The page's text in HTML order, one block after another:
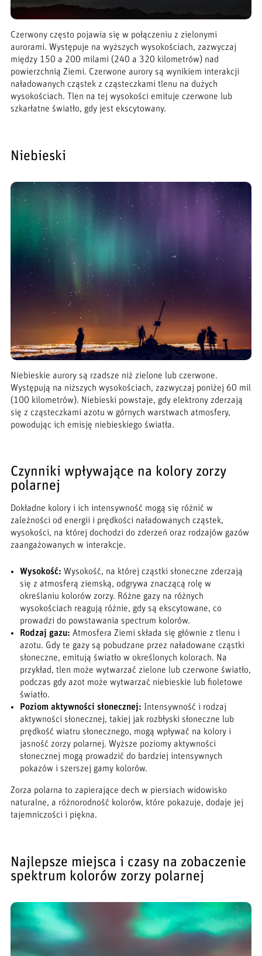
Czerwony często pojawia się w połączeniu z zielonymi
aurorami. Występuje na wyższych wysokościach, zazwyczaj
między 150 a 200 milami (240 a 320 kilometrów) nad
powierzchnią Ziemi. Czerwone aurory są wynikiem interakcji
naładowanych cząstek z cząsteczkami tlenu na dużych
wysokościach. Tlen na tej wysokości emituje czerwone lub
szkarłatne światło, gdy jest ekscytowany.
Niebieski
Niebieskie aurory są rzadsze niż zielone lub czerwone.
Występują na niższych wysokościach, zazwyczaj poniżej 60 mil
(100 kilometrów). Niebieski powstaje, gdy elektrony zderzają
się z cząsteczkami azotu w górnych warstwach atmosfery,
powodując ich emisję niebieskiego światła.
Czynniki wpływające na kolory zorzy
polarnej
Dokładne kolory i ich intensywność mogą się różnić w
zależności od energii i prędkości naładowanych cząstek,
wysokości, na której dochodzi do zderzeń oraz rodzajów gazów
zaangażowanych w interakcje.
Wysokość: Wysokość, na której cząstki słoneczne zderzają
się z atmosferą ziemską, odgrywa znaczącą rolę w
określaniu kolorów zorzy. Różne gazy na różnych
wysokościach reagują różnie, gdy są ekscytowane, co
prowadzi do powstawania spectrum kolorów.
Rodzaj gazu: Atmosfera Ziemi składa się głównie z tlenu i
azotu. Gdy te gazy są pobudzane przez naładowane cząstki
słoneczne, emitują światło w określonych kolorach. Na
przykład, tlen może wytwarzać zielone lub czerwone światło,
podczas gdy azot może wytwarzać niebieskie lub fioletowe
światło.
Poziom aktywności słonecznej: Intensywność i rodzaj
aktywności słonecznej, takiej jak rozbłyski słoneczne lub
prędkość wiatru słonecznego, mogą wpływać na kolory i
jasność zorzy polarnej. Wyższe poziomy aktywności
słonecznej mogą prowadzić do bardziej intensywnych
pokazów i szerszej gamy kolorów.
Zorza polarna to zapierające dech w piersiach widowisko
naturalne, a różnorodność kolorów, które pokazuje, dodaje jej
tajemniczości i piękna.
Najlepsze miejsca i czasy na zobaczenie
spektrum kolorów zorzy polarnej